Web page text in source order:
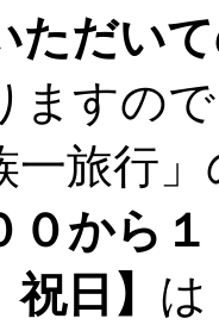
ただい
ますの
一旅行
０から
日】 は